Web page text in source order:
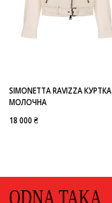
БРЕНД
SIMONETTA RAVIZZA КУРТКА
МОЛОЧНА
18 000 ₴
ODNA TAKA